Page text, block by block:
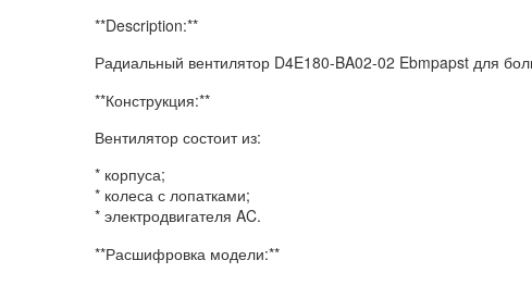
**Description:**
Радиальный вентилятор D4E180-BA02-02 Ebmpapst для
**Конструкция:**
Вентилятор состоит из:
* корпуса;
* колеса с лопатками;
* электродвигателя AC.
**Расшифровка модели:**